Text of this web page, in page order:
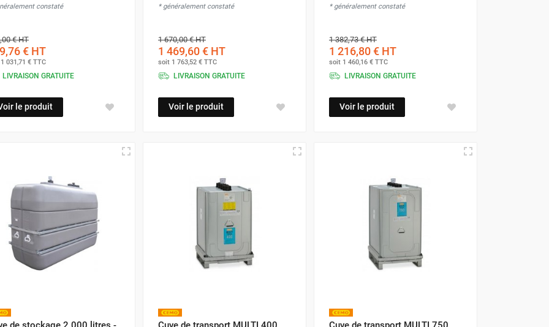
constaté
€HT
€ HT
1 031,71 € TTC
LIVRAISON GRATUITE
le produit
* généralement constaté
1 670,00 €HT
1 469,60 €HT
soit 1 763,52 €TTC
LIVRAISON GRATUITE
Voir le produit
* généralement constaté
1 382,73 €HT
1 216,80 €HT
soit 1 460,16 €TTC
LIVRAISON GRATUITE
Voir le produit